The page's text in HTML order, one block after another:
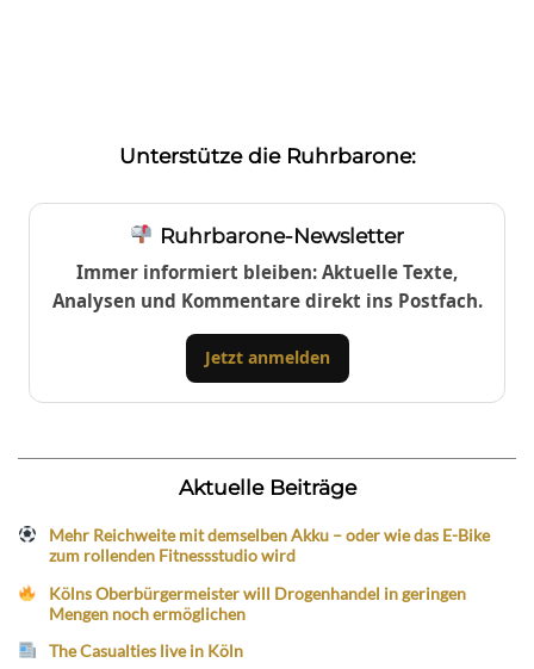
Unterstütze die Ruhrbarone:
Ruhrbarone-Newsletter
Immer informiert bleiben: Aktuelle Texte,
Analysen und Kommentare direkt ins Postfach.
Jetzt anmelden
Aktuelle Beiträge
Mehr Reichweite mit demselben Akku – oder wie das E-Bike
zum rollenden Fitnessstudio wird
Kölns Oberbürgermeister will Drogenhandel in geringen
Mengen noch ermöglichen
The Casualties live in Köln